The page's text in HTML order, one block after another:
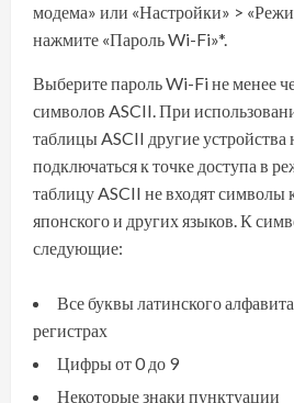
модема» или «Настройки» >
нажмите «Пароль Wi-Fi»*.
Выберите пароль Wi-Fi не менее
символов ASCII. При
таблицы ASCII другие устройства
подключаться к точке доступа в
таблицу ASCII не входят символы
японского и других языков. К
следующие:
Все буквы латинского
регистрах
Цифры от 0 до 9
Некоторые знаки пунктуации